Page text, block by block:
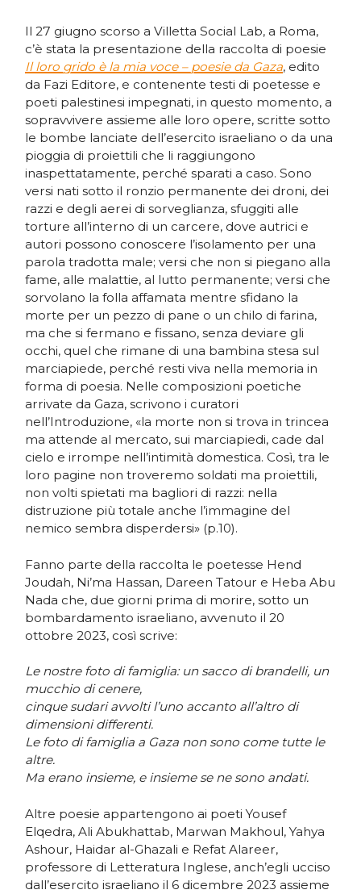
Il 27 giugno scorso a Villetta Social Lab, a Roma,
c’è stata la presentazione della raccolta di poesie
Il loro grido è la mia voce – poesie da Gaza, edito
da Fazi Editore, e contenente testi di poetesse e
poeti palestinesi impegnati, in questo momento, a
sopravvivere assieme alle loro opere, scritte sotto
le bombe lanciate dell’esercito israeliano o da una
pioggia di proiettili che li raggiungono
inaspettatamente, perché sparati a caso. Sono
versi nati sotto il ronzio permanente dei droni, dei
razzi e degli aerei di sorveglianza, sfuggiti alle
torture all’interno di un carcere, dove autrici e
autori possono conoscere l’isolamento per una
parola tradotta male; versi che non si piegano alla
fame, alle malattie, al lutto permanente; versi che
sorvolano la folla affamata mentre sfidano la
morte per un pezzo di pane o un chilo di farina,
ma che si fermano e fissano, senza deviare gli
occhi, quel che rimane di una bambina stesa sul
marciapiede, perché resti viva nella memoria in
forma di poesia. Nelle composizioni poetiche
arrivate da Gaza, scrivono i curatori
nell’Introduzione, «la morte non si trova in trincea
ma attende al mercato, sui marciapiedi, cade dal
cielo e irrompe nell’intimità domestica. Così, tra le
loro pagine non troveremo soldati ma proiettili,
non volti spietati ma bagliori di razzi: nella
distruzione più totale anche l’immagine del
nemico sembra disperdersi» (p.10).
Fanno parte della raccolta le poetesse Hend
Joudah, Ni’ma Hassan, Dareen Tatour e Heba Abu
Nada che, due giorni prima di morire, sotto un
bombardamento israeliano, avvenuto il 20
ottobre 2023, così scrive:
Le nostre foto di famiglia: un sacco di brandelli, un
mucchio di cenere,
cinque sudari avvolti l’uno accanto all’altro di
dimensioni differenti.
Le foto di famiglia a Gaza non sono come tutte le
altre.
Ma erano insieme, e insieme se ne sono andati.
Altre poesie appartengono ai poeti Yousef
Elqedra, Ali Abukhattab, Marwan Makhoul, Yahya
Ashour, Haidar al-Ghazali e Refat Alareer,
professore di Letteratura Inglese, anch’egli ucciso
dall’esercito israeliano il 6 dicembre 2023 assieme